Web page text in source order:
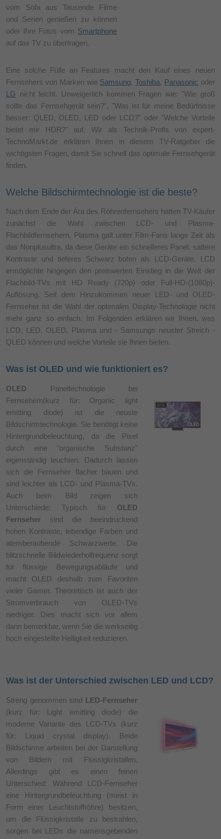
vom Sofa aus Tausende Filme
und Serien genießen zu können
oder Ihre Fotos vom Smartphone
auf das TV zu übertragen.
Eine solche Fülle an Features macht den Kauf eines neuen
Fernsehers von Marken wie Samsung,Toshiba, Panasonic oder
LG nicht leicht. Unweigerlich kommen Fragen wie: "Wie groß
sollte das Fernsehgerät sein?", "Was ist für meine Bedürfnisse
besser: QLED, OLED, LED oder LCD?" oder "Welche Vorteile
bietet mir HDR?" auf. Wir als Technik-Profis von expert-
TechnoMarkt.de erklären Ihnen in diesem TV-Ratgeber die
wichtigsten Fragen, damit Sie schnell das optimale Fernsehgerät
finden.
Welche Bildschirmtechnologie ist die beste?
Nach dem Ende der Ära des Röhrenfernsehers hatten TV-Käufer
zunächst die Wahl zwischen LCD- und Plasma-
Flachbildfernsehern. Plasma galt unter Film-Fans lange Zeit als
das Nonplusultra, da diese Geräte ein schnelleres Panel, sattere
Kontraste und tieferes Schwarz boten als LCD-Geräte. LCD
ermöglichte hingegen den preiswerten Einstieg in die Welt der
Flachbild-TVs mit HD Ready (720p) oder Full-HD-(1080p)-
Auflösung. Seit dem Hinzukommen neuer LED- und OLED-
Fernseher ist die Wahl der optimalen Display-Technologie nicht
mehr ganz so einfach. Im Folgenden erklären wir Ihnen, was
LCD, LED, OLED, Plasma und - Samsungs neuster Streich -
QLED können und welche Vorteile sie Ihnen bieten.
Was ist OLED und wie funktioniert es?
OLED Paneltechnologie bei
Fernsehern(kurz für: Organic light
emitting diode) ist die neuste
Bildschirmtechnologie. Sie benötigt keine
Hintergrundbeleuchtung, da die Pixel
durch eine "organische Substanz"
eigenständig leuchten. Dadurch lassen
sich die Fernseher flacher bauen und
sind leichter als LCD- und Plasma-TVs.
Auch beim Bild zeigen sich
Unterschiede: Typisch für OLED
Fernseher sind die beeindruckend
hohen Kontraste, lebendige Farben und
atemberaubende Schwarzwerte. Die
blitzschnelle Bildwiederholfrequenz sorgt
für flüssige Bewegungsabläufe und
macht OLED deshalb zum Favoriten
vieler Gamer. Theoretisch ist auch der
Stromverbrauch von OLED-TVs
niedriger. Dies macht sich vor allem
dann bemerkbar, wenn Sie die werkseitig
hoch eingestellte Helligkeit reduzieren.
Was ist der Unterschied zwischen LED und LCD?
Streng genommen sind LED-Fernseher
(kurz für: Light emitting diode) die
moderne Variante des LCD-TVs (kurz
für: Liquid crystal display). Beide
Bildschirme arbeiten bei der Darstellung
von Bildern mit Flüssigkristallen.
Allerdings gibt es einen feinen
Unterschied: Während LCD-Fernseher
eine Hintergrundbeleuchtung (meist in
Form einer Leuchtstoffröhre) besitzen,
um die Flüssigkristalle zu bestrahlen,
sorgen bei LEDs die namensgebenden